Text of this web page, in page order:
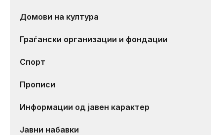
Домови на култура
Граѓански организации и фондации
Спорт
Прописи
Информации од јавен карактер
Јавни набавки